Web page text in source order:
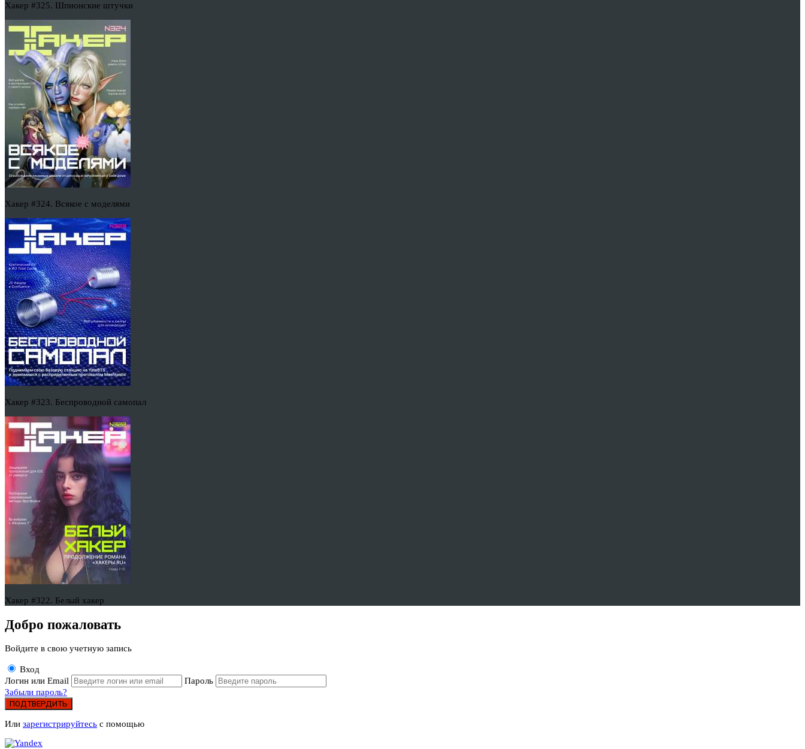
Хакер #325. Шпионские штучки
Хакер #324. Всякое с моделями
Хакер #323. Беспроводной самопал
Хакер #322. Белый хакер
Добро пожаловать
Войдите в свою учетную запись
Вход
Логин или Email
Пароль
Забыли пароль?
ПОДТВЕРДИТЬ
Или зарегистрируйтесь с помощью